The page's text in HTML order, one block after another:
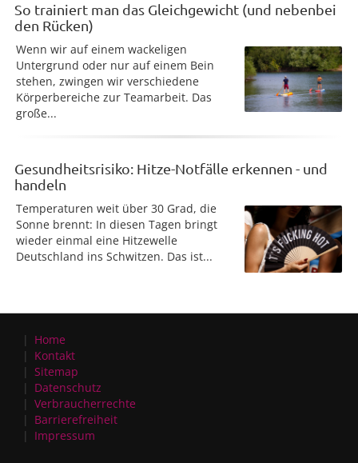
So trainiert man das Gleichgewicht (und nebenbei
den Rücken)
Wenn wir auf einem wackeligen
Untergrund oder nur auf einem Bein
stehen, zwingen wir verschiedene
Körperbereiche zur Teamarbeit. Das
große...
Gesundheitsrisiko: Hitze-Notfälle erkennen - und
handeln
Temperaturen weit über 30 Grad, die
Sonne brennt: In diesen Tagen bringt
wieder einmal eine Hitzewelle
Deutschland ins Schwitzen. Das ist...
Home
Kontakt
Sitemap
Datenschutz
Verbraucherrechte
Barrierefreiheit
Impressum